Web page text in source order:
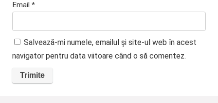
Email *
Salvează-mi numele, emailul și site-ul web în acest
navigator pentru data viitoare când o să comentez.